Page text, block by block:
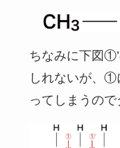
ちなみに下図
しれないが、①
ってしまうので